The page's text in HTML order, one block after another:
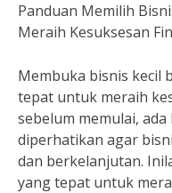
Panduan Memilih
Meraih Kesuksesan
Membuka bisnis kecil
tepat untuk meraih
sebelum memulai,
diperhatikan agar
dan berkelanjutan.
yang tepat untuk